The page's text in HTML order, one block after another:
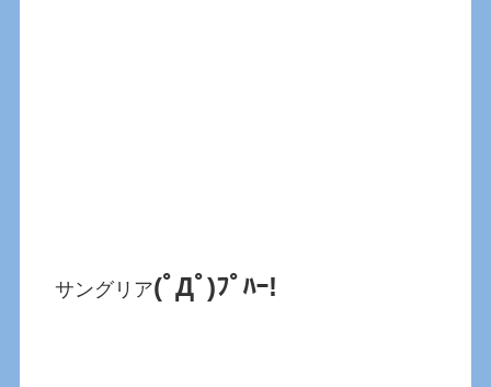
サングリア(ﾟДﾟ)ﾌﾟﾊｰ!